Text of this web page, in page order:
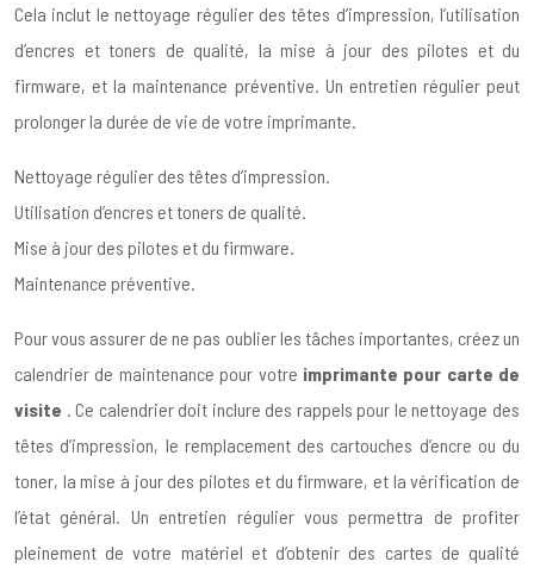
Cela inclut le nettoyage régulier des têtes d’impression, l’utilisation
d’encres et toners de qualité, la mise à jour des pilotes et du
firmware, et la maintenance préventive. Un entretien régulier peut
prolonger la durée de vie de votre imprimante.
Nettoyage régulier des têtes d’impression.
Utilisation d’encres et toners de qualité.
Mise à jour des pilotes et du firmware.
Maintenance préventive.
Pour vous assurer de ne pas oublier les tâches importantes, créez un
calendrier de maintenance pour votre imprimante pour carte de
visite
. Ce calendrier doit inclure des rappels pour le nettoyage des
têtes d’impression, le remplacement des cartouches d’encre ou du
toner, la mise à jour des pilotes et du firmware, et la vérification de
l’état général. Un entretien régulier vous permettra de profiter
pleinement de votre matériel et d’obtenir des cartes de qualité